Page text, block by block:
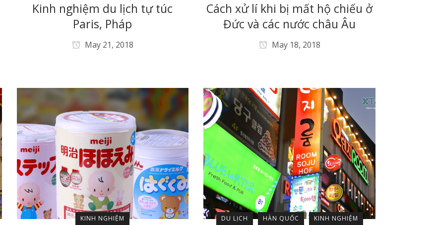
Kinh nghiệm du lịch tự túc
Paris, Pháp
May 21, 2018
Cách xử lí khi bị mất hộ chiếu ở
Đức và các nước châu Âu
May 18, 2018
KINH NGHIỆM DU LỊCH HÀN QUỐC KINH NGHIỆM